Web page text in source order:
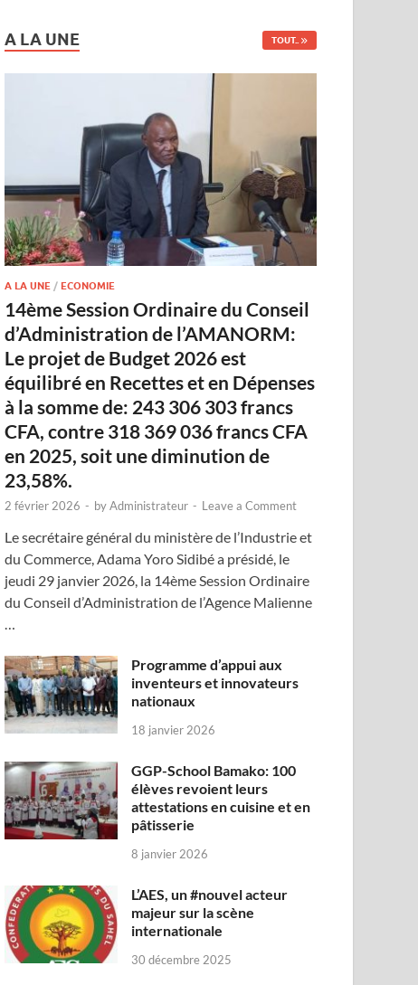
A LA UNE TOUT..
A LA UNE /ECONOMIE
14ème Session Ordinaire du Conseil
d’Administration de l’AMANORM:
Le projet de Budget 2026 est
équilibré en Recettes et en Dépenses
à la somme de: 243 306 303 francs
CFA, contre 318 369 036 francs CFA
en 2025, soit une diminution de
23,58%.
2 février 2026 - byAdministrateur - Leave a Comment
Le secrétaire général du ministère de l’Industrie et
du Commerce, Adama Yoro Sidibé a présidé, le
jeudi 29 janvier 2026, la 14ème Session Ordinaire
du Conseil d’Administration de l’Agence Malienne
…
Programme d’appui aux
inventeurs et innovateurs
nationaux
18 janvier 2026
GGP-School Bamako: 100
élèves revoient leurs
attestations en cuisine et en
pâtisserie
8 janvier 2026
L’AES, un #nouvel acteur
majeur sur la scène
internationale
30 décembre 2025